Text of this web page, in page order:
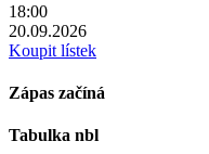
18:00
20.09.2026
Koupit lístek
Zápas začíná
Tabulka nbl